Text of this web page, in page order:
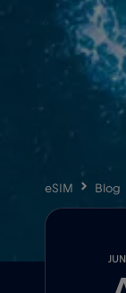
eSIM Blog